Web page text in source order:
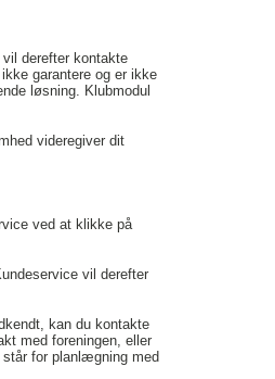
derefter kontakte
garantere og er ikke
løsning. Klubmodul
videregiver dit
ved at klikke på
vil derefter
kan du kontakte
med foreningen, eller
står for planlægning med